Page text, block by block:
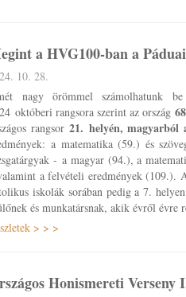
a HVG100-ban a
10. 28.
nagy örömmel számolhatunk
októberi rangsora szerint az ország
rangsor 21. helyén, magyarból
a matematika (59.) és
- a magyar (94.), a
a felvételi eredmények (109.).
iskolák sorában pedig a 7.
és munkatársnak, akik évről évre
> > >
Honismereti Verseny